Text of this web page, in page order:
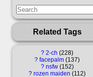
Related Tags
? 2-ch 228
? facepalm 137
? nsfw 152
? rozen maiden
112